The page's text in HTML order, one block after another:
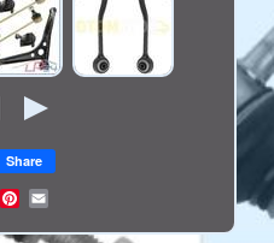
Share